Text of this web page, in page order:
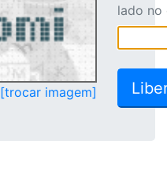
[trocar imagem]
lado no